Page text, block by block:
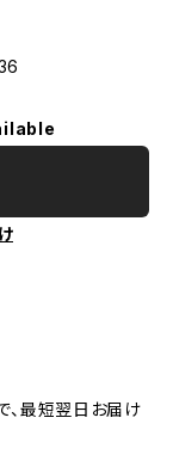
、最短翌日お届け